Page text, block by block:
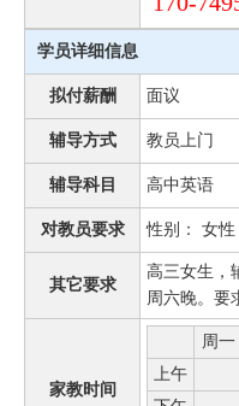
学员详细信息
拟付薪酬 面议
辅导方式 教员上门
辅导科目 高中英语
对教员要求 性别： 女
其它要求
高三女生，
周六晚。要
家教时间
周一
上午